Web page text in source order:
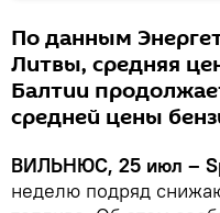
По данным
Литвы, средняя
Балтии
средней цены
ВИЛЬНЮС, 25 июл –
неделю подряд